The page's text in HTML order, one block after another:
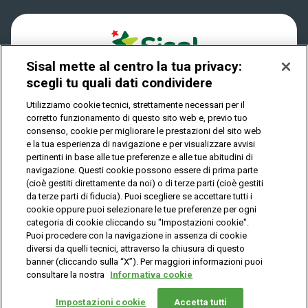
Vuoi giocare
online?
Play Your Date
Privacy
IL GIOCO È VIETATO AI MINORI E PUÒ CAUSARE
DIPENDENZA PATOLOGICA
© Copyright Sisal Italia S.p.A. - P.I. 02433760135
Privacy Cookies
Mappa
del
sito
Sisal mette al centro la tua privacy:
scegli tu quali dati condividere
Utilizziamo cookie tecnici, strettamente necessari per il
corretto funzionamento di questo sito web e, previo tuo
consenso, cookie per migliorare le prestazioni del sito web
e la tua esperienza di navigazione e per visualizzare avvisi
pertinenti in base alle tue preferenze e alle tue abitudini di
navigazione. Questi cookie possono essere di prima parte
(cioè gestiti direttamente da noi) o di terze parti (cioè gestiti
da terze parti di fiducia). Puoi scegliere se accettare tutti i
cookie oppure puoi selezionare le tue preferenze per ogni
categoria di cookie cliccando su "Impostazioni cookie".
Puoi procedere con la navigazione in assenza di cookie
diversi da quelli tecnici, attraverso la chiusura di questo
banner (cliccando sulla “X”). Per maggiori informazioni puoi
consultare la nostra Informativa cookie
Impostazioni cookie Accetta tutti